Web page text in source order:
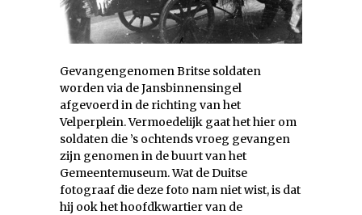
Gevangengenomen Britse soldaten
worden via de Jansbinnensingel
afgevoerd in de richting van het
Velperplein. Vermoedelijk gaat het hier om
soldaten die ’s ochtends vroeg gevangen
zijn genomen in de buurt van het
Gemeentemuseum. Wat de Duitse
fotograaf die deze foto nam niet wist, is dat
hij ook het hoofdkwartier van de